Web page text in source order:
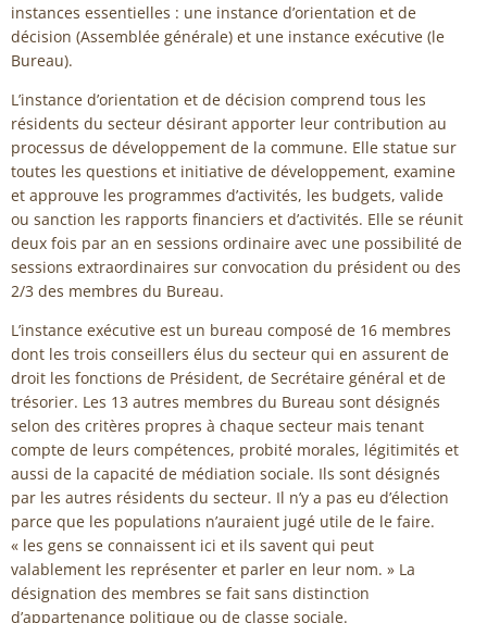
instances essentielles : une instance d’orientation et de
décision (Assemblée générale) et une instance exécutive (le
Bureau).
L’instance d’orientation et de décision comprend tous les
résidents du secteur désirant apporter leur contribution au
processus de développement de la commune. Elle statue sur
toutes les questions et initiative de développement, examine
et approuve les programmes d’activités, les budgets, valide
ou sanction les rapports financiers et d’activités. Elle se réunit
deux fois par an en sessions ordinaire avec une possibilité de
sessions extraordinaires sur convocation du président ou des
2/3 des membres du Bureau.
L’instance exécutive est un bureau composé de 16 membres
dont les trois conseillers élus du secteur qui en assurent de
droit les fonctions de Président, de Secrétaire général et de
trésorier. Les 13 autres membres du Bureau sont désignés
selon des critères propres à chaque secteur mais tenant
compte de leurs compétences, probité morales, légitimités et
aussi de la capacité de médiation sociale. Ils sont désignés
par les autres résidents du secteur. Il n’y a pas eu d’élection
parce que les populations n’auraient jugé utile de le faire.
« les gens se connaissent ici et ils savent qui peut
valablement les représenter et parler en leur nom. » La
désignation des membres se fait sans distinction
d’appartenance politique ou de classe sociale.